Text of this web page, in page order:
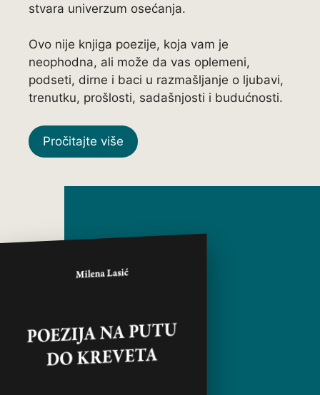
stvara univerzum osećanja.
Ovo nije knjiga poezije, koja vam je
neophodna, ali može da vas oplemeni,
podseti, dirne i baci u razmašljanje o ljubavi,
trenutku, prošlosti, sadašnjosti i budućnosti.
Pročitajte više